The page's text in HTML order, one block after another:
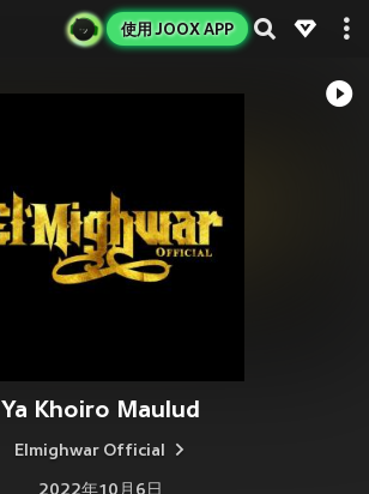
使用 JOOX APP
Ya Khoiro Maulud
Elmighwar Official